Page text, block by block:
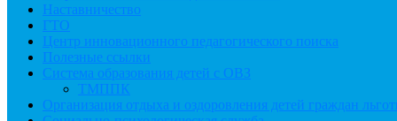
Наставничество
ГТО
Центр инновационного педагогического поиска
Полезные ссылки
Система образования детей с ОВЗ
ТМППК
Организация отдыха и оздоровления детей граждан